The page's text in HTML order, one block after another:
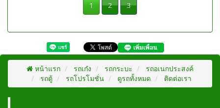
1 2 3
หน้าแรก รถเก๋ง รถกระบะ
รถอเนกประสงค์
รถตู้
รถโปรโมชั่น ดูรถทั้งหมด ติดต่อเรา